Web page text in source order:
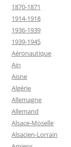
1870-1871
1914-1918
1936-1939
1939-1945
Aéronautique
Ain
Aisne
Algérie
Allemagne
Allemand
Alsace-Moselle
Alsacien-Lorrain